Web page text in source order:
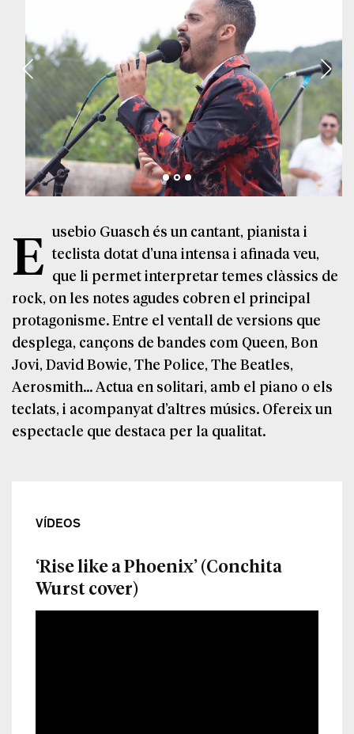
Eusebio Guasch és un cantant, pianista i teclista dotat d’una intensa i afinada veu,
que li permet interpretar temes clàssics de
rock, on les notes agudes cobren el principal
protagonisme. Entre el ventall de versions que
desplega, cançons de bandes com Queen, Bon
Jovi, David Bowie, The Police, The Beatles,
Aerosmith… Actua en solitari, amb el piano o els
teclats, i acompanyat d’altres músics. Ofereix un
espectacle que destaca per la qualitat.
VÍDEOS
‘Rise like a Phoenix’ (Conchita
Wurst cover)